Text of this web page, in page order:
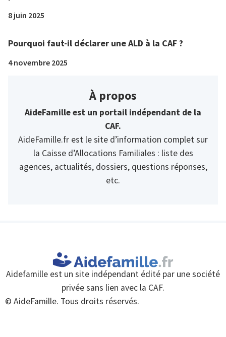
8 juin 2025
Pourquoi faut-il déclarer une ALD à la CAF ?
4 novembre 2025
À propos
AideFamille est un portail indépendant de la
CAF.
AideFamille.fr est le site d’information complet sur
la Caisse d’Allocations Familiales : liste des
agences, actualités, dossiers, questions réponses,
etc.
Aidefamille est un site indépendant édité par une société
privée sans lien avec la CAF.
© AideFamille. Tous droits réservés.